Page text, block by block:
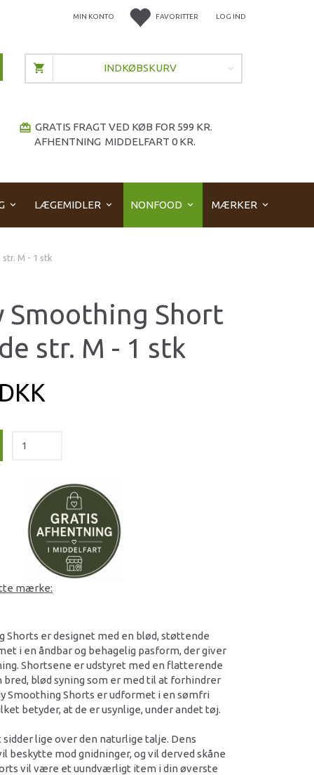
FAVORITTER LOG IND
MIN KONTO
redeem GRATIS FRAGT VED KØB FOR 599 KR.
AFHENTNING MIDDELFART 0 KR.
INDKØBSKURV
LÆGEMIDLER NONFOOD MÆRKER
M - 1 stk
Smoothing Short
str. M - 1 stk
mærke:
Shorts er designet med en blød, støttende
i en åndbar og behagelig pasform, der giver
Shortsene er udstyret med en flatterende
bred, blød syning som er med til at forhindrer
Smoothing Shorts er udformet i en sømfri
betyder, at de er usynlige, under andet tøj.
lige over den naturlige talje. Dens
beskytte mod gnidninger, og vil derved skåne
vil være et uundværligt item i din øverste